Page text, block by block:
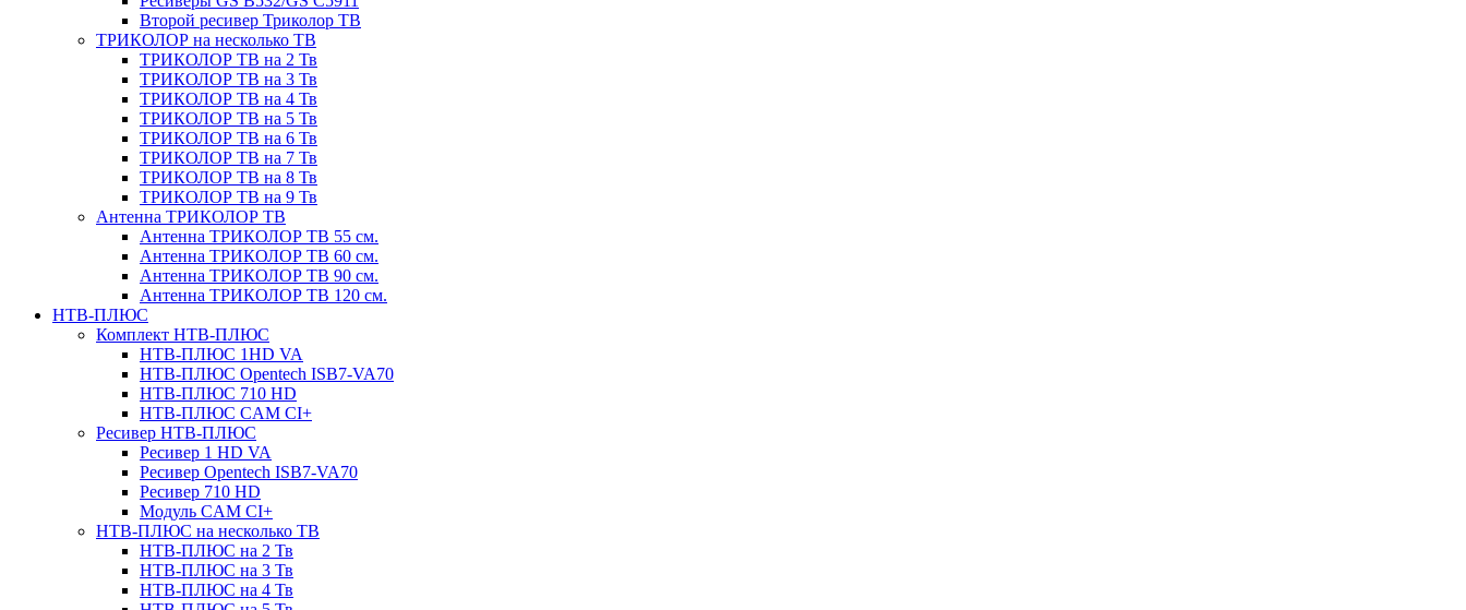
Второй ресивер Триколор ТВ
ТРИКОЛОР на несколько ТВ
ТРИКОЛОР ТВ на 2 Тв
ТРИКОЛОР ТВ на 3 Тв
ТРИКОЛОР ТВ на 4 Тв
ТРИКОЛОР ТВ на 5 Тв
ТРИКОЛОР ТВ на 6 Тв
ТРИКОЛОР ТВ на 7 Тв
ТРИКОЛОР ТВ на 8 Тв
ТРИКОЛОР ТВ на 9 Тв
Антенна ТРИКОЛОР ТВ
Антенна ТРИКОЛОР ТВ 55 см.
Антенна ТРИКОЛОР ТВ 60 см.
Антенна ТРИКОЛОР ТВ 90 см.
Антенна ТРИКОЛОР ТВ 120 см.
НТВ-ПЛЮС
Комплект НТВ-ПЛЮС
НТВ-ПЛЮС 1HD VA
НТВ-ПЛЮС Opentech ISB7-VA70
НТВ-ПЛЮС 710 HD
НТВ-ПЛЮС CAM CI+
Ресивер НТВ-ПЛЮС
Ресивер 1 HD VA
Ресивер Opentech ISB7-VA70
Ресивер 710 HD
Модуль CAM CI+
НТВ-ПЛЮС на несколько ТВ
НТВ-ПЛЮС на 2 Тв
НТВ-ПЛЮС на 3 Тв
НТВ-ПЛЮС на 4 Тв